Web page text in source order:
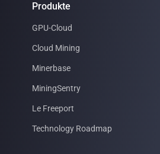
Produkte
GPU-Cloud
Cloud Mining
Minerbase
MiningSentry
Le Freeport
Technology Roadmap